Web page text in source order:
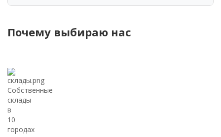
Почему выбираю нас
Собственные
склады
в
10
городах